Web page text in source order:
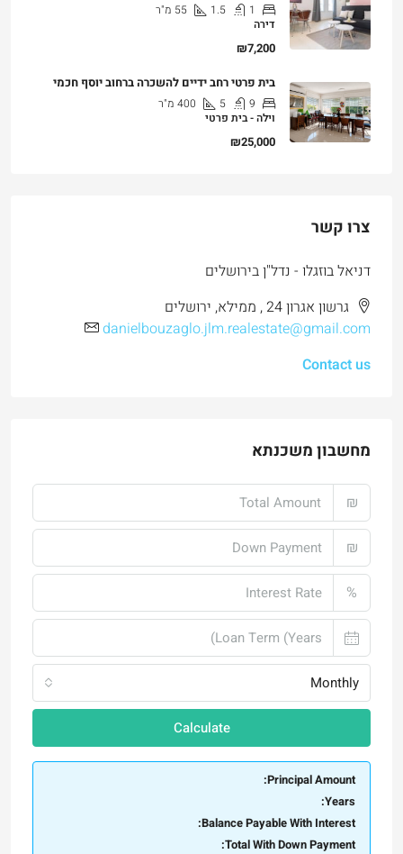
1
1.5
55 מ"ר
דירה
₪7,200
בית פרטי רחב ידיים להשכרה ברחוב יוסף חכמי
9
5
400 מ"ר
וילה - בית פרטי
₪25,000
צרו קשר
דניאל בוזגלו - נדל"ן בירושלים
גרשון אגרון 24 , ממילא, ירושלים
danielbouzaglo.jlm.realestate@gmail.com
Contact us
מחשבון משכנתא
₪
₪
%
Monthly
Calculate
Principal Amount:
Years:
Balance Payable With Interest:
Total With Down Payment: